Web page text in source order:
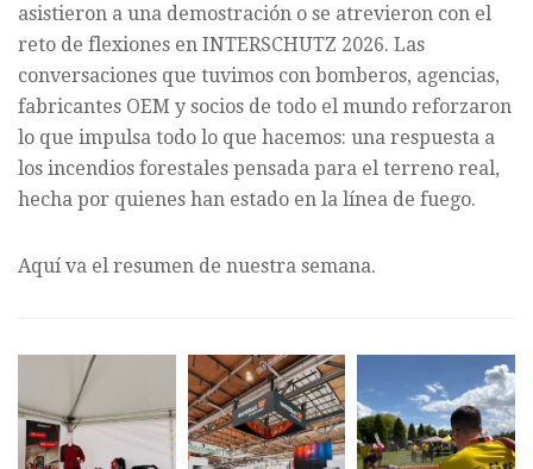
asistieron a una demostración o se atrevieron con el
reto de flexiones en INTERSCHUTZ 2026. Las
conversaciones que tuvimos con bomberos, agencias,
fabricantes OEM y socios de todo el mundo reforzaron
lo que impulsa todo lo que hacemos: una respuesta a
los incendios forestales pensada para el terreno real,
hecha por quienes han estado en la línea de fuego.
Aquí va el resumen de nuestra semana.